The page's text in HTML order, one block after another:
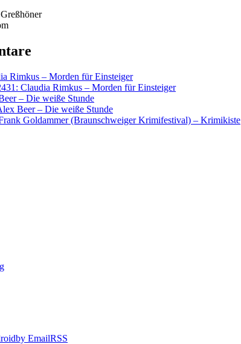
Rimkus – Morden für Einsteiger
Claudia Rimkus – Morden für Einsteiger
– Die weiße Stunde
Beer – Die weiße Stunde
Goldammer (Braunschweiger Krimifestival) – Krimikiste
by EmailRSS